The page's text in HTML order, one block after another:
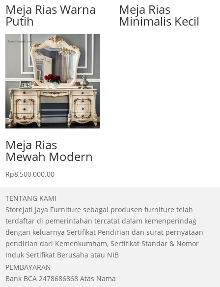
Meja Rias Warna
Putih
Meja Rias
Minimalis Kecil
Meja Rias
Mewah Modern
Rp8,500,000.00
TENTANG KAMI
Storejati Jaya Furniture sebagai produsen furniture telah
terdaftar di pemerintahan tercatat dalam kemenperindag
dengan keluarnya Sertifikat Pendirian dan surat pernyataan
pendirian dari Kemenkumham, Sertifikat Standar & Nomor
Induk Sertifikat Berusaha atau NIB
PEMBAYARAN
Bank BCA 2478686868 Atas Nama